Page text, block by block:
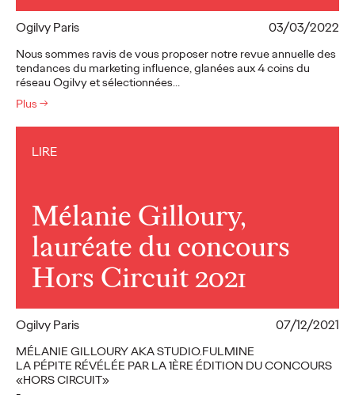
Ogilvy Paris 03/03/2022
Nous sommes ravis de vous proposer notre revue annuelle des
tendances du marketing influence, glanées aux 4 coins du
réseau Ogilvy et sélectionnées…
Plus →
LIRE
Mélanie Gilloury,
lauréate du concours
Hors Circuit 2021
Ogilvy Paris 07/12/2021
MÉLANIE GILLOURY AKA STUDIO.FULMINE
LA PÉPITE RÉVÉLÉE PAR LA 1ÈRE ÉDITION DU CONCOURS
«HORS CIRCUIT»
-